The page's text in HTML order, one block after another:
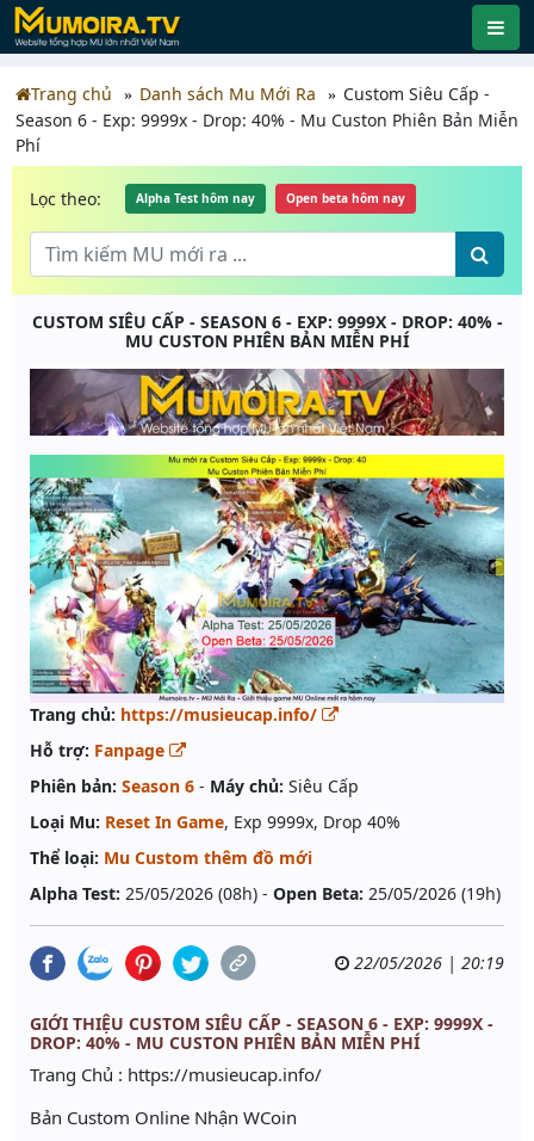
Trang chủ Danh sách Mu Mới Ra
Custom Siêu Cấp -
Season 6 - Exp: 9999x - Drop: 40% - Mu Custon Phiên Bản Miễn
Phí
Lọc theo: Alpha Test hôm nay Open beta hôm nay
CUSTOM SIÊU CẤP - SEASON 6 - EXP: 9999X - DROP: 40% -
MU CUSTON PHIÊN BẢN MIỄN PHÍ
Trang chủ: https://musieucap.info/
Hỗ trợ: Fanpage
Phiên bản: Season 6 - Máy chủ: Siêu Cấp
Loại Mu: Reset In Game, Exp 9999x, Drop 40%
Thể loại: Mu Custom thêm đồ mới
Alpha Test: 25/05/2026 (08h) - Open Beta: 25/05/2026 (19h)
22/05/2026 | 20:19
GIỚI THIỆU CUSTOM SIÊU CẤP - SEASON 6 - EXP: 9999X -
DROP: 40% - MU CUSTON PHIÊN BẢN MIỄN PHÍ
Trang Chủ : https://musieucap.info/
Bản Custom Online Nhận WCoin